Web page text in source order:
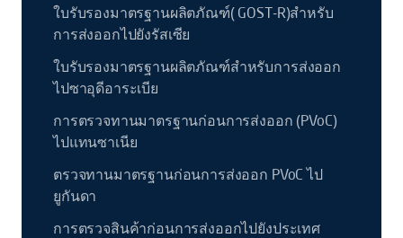
ใบรับรองมาตรฐานผลิตภัณฑ์( GOST-R)สำหรับ
การส่งออกไปยังรัสเซีย
ใบรับรองมาตรฐานผลิตภัณฑ์สำหรับการส่งออก
ไปซาอุดีอาระเบีย
การตรวจทานมาตรฐานก่อนการส่งออก (PVoC)
ไปแทนซาเนีย
ตรวจทานมาตรฐานก่อนการส่งออก PVoC ไป
ยูกันดา
การตรวจสินค้าก่อนการส่งออกไปยังประเทศ